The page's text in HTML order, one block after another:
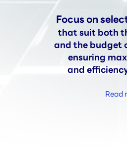
Focus on
that suit both
and the budget
ensuring
and
Read